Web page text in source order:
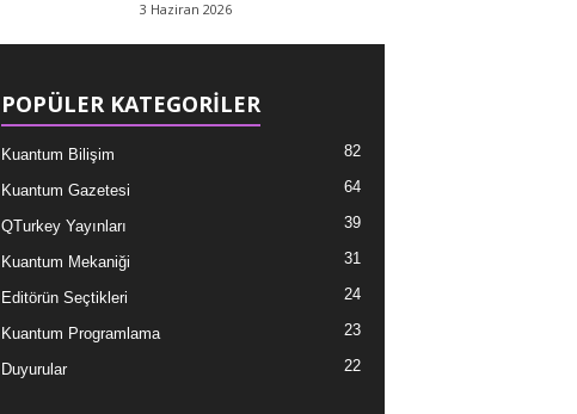
3 Haziran 2026
POPÜLER KATEGORİLER
Kuantum Bilişim 82
Kuantum Gazetesi 64
QTurkey Yayınları 39
Kuantum Mekaniği 31
Editörün Seçtikleri 24
Kuantum Programlama 23
Duyurular 22